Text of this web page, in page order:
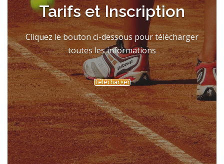
Tarifs et Inscription
Cliquez le bouton ci-dessous pour télécharger
toutes les informations
Télécharger